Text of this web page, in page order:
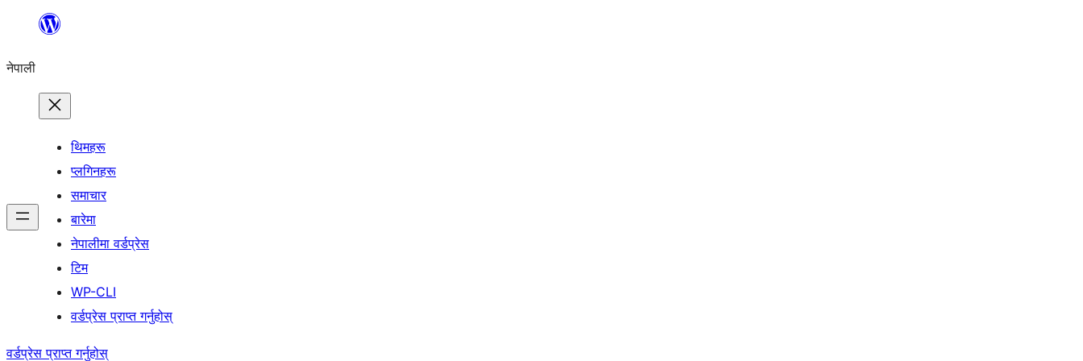
सामग्रीमा
नेपाली
थिमहरू
प्लगिनहरू
समाचार
बारेमा
नेपालीमा वर्डप्रेस
टिम
WP-CLI
वर्डप्रेस प्राप्त गर्नुहोस्
वर्डप्रेस प्राप्त गर्नुहोस्